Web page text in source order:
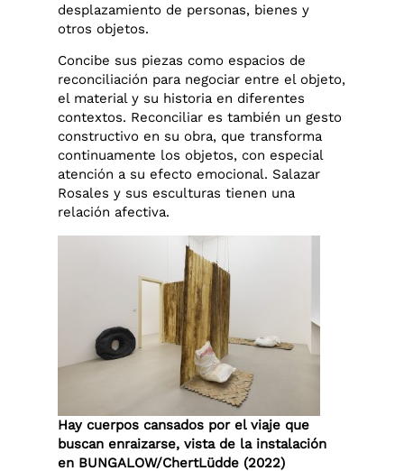
desplazamiento de personas, bienes y
otros objetos.
Concibe sus piezas como espacios de
reconciliación para negociar entre el objeto,
el material y su historia en diferentes
contextos. Reconciliar es también un gesto
constructivo en su obra, que transforma
continuamente los objetos, con especial
atención a su efecto emocional. Salazar
Rosales y sus esculturas tienen una
relación afectiva.
Hay cuerpos cansados por el viaje que
buscan enraizarse, vista de la instalación
en BUNGALOW/ChertLüdde (2022)